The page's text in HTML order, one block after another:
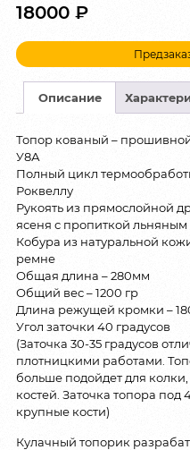
18000 ₽
Описание
Топор кованый –
У8А
Полный цикл
Роквеллу
Рукоять из прямослойной
ясеня с пропиткой
Кобура из натуральной
ремне
Общая длина – 280мм
Общий вес – 1200 гр
Длина режущей кромки –
Угол заточки 40 градусов
(Заточка 30-35 градусов
плотницкими работами.
больше подойдет для
костей. Заточка топора под
крупные кости)
Кулачный топорик